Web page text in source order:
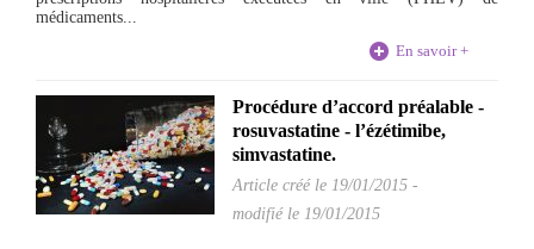
médicaments...
En savoir +
Procédure d’accord préalable -
rosuvastatine - l’ézétimibe,
simvastatine.
Article créé le 19/01/2015 -
modifié le 19/01/2015